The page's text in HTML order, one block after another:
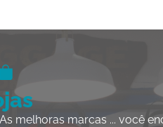
melhoras marcas ... você